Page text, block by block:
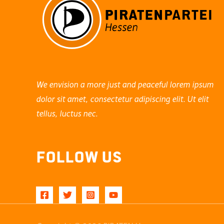
We envision a more just and peaceful lorem ipsum
dolor sit amet, consectetur adipiscing elit. Ut elit
tellus, luctus nec.
Follow Us